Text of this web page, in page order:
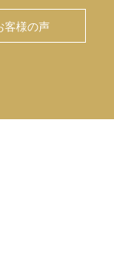
客様の声